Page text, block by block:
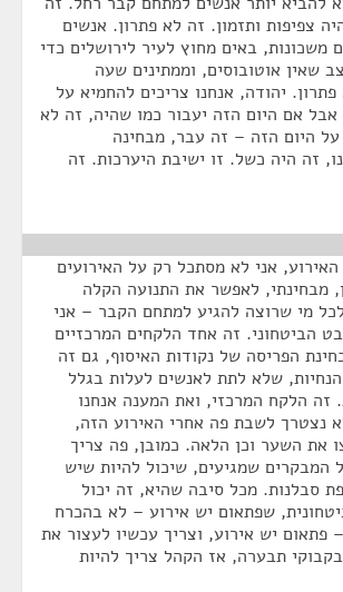
צפיפות ותזמון. זה לא פתרון. אנשים
משכונות, באים מחוץ לעיר לירושלים כדי
שאין אוטובוסים, וממתינים שעה
יהודה, אנחנו צריכים להחמיא על
אם היום הזה יעבור כמו שהיה, זה לא
היום הזה – זה עבר, מבחינה
זה היה כשל. זו ישיבת היערכות. זה
אני לא מסתכל רק על האירועים
מבחינתי, לאפשר את התנועה הקלה
מי שרוצה להגיע למתחם הקבר – אני
הביטחוני. זה אחד הלקחים המרכזיים
הפריסה של נקודות האיסוף, גם זה
שלא לתת לאנשים לעלות בגלל
זה הלקח המרכזי, ואת המענה אנחנו
נצטרך לשבת פה אחרי האירוע הזה,
את השער וכן הלאה. כמובן, פה צריך
המבקרים שמגיעים, שיכול להיות שיש
סבלנות. מכל סיבה שהיא, זה יכול
שפתאום יש אירוע – לא בהכרח
פתאום יש אירוע, וצריך עכשיו לעצור את
תבערה, אז הקהל צריך להיות